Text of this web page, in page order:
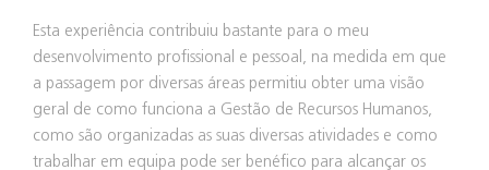
Esta experiência contribuiu bastante para o meu
desenvolvimento profissional e pessoal, na medida em que
a passagem por diversas áreas permitiu obter uma visão
geral de como funciona a Gestão de Recursos Humanos,
como são organizadas as suas diversas atividades e como
trabalhar em equipa pode ser benéfico para alcançar os